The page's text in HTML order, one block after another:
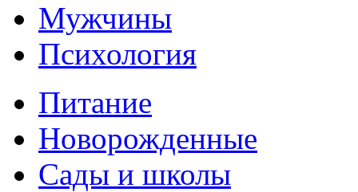
Мужчины
Психология
Питание
Новорожденные
Сады и школы